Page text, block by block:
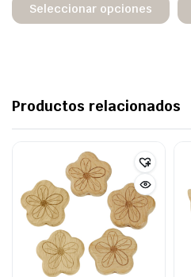
Seleccionar opciones
Productos relacionados